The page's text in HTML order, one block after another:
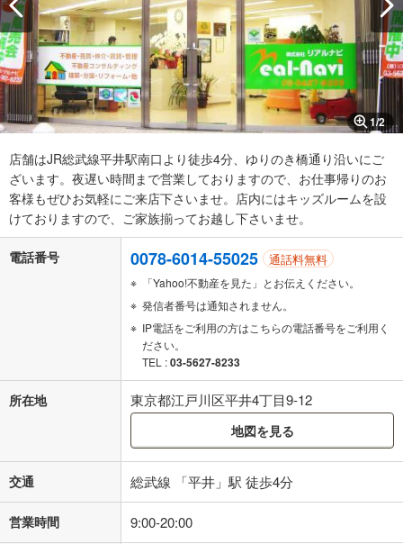
1/2
店舗はJR総武線平井駅南口より徒歩4分、ゆりのき橋通り沿いにご
ざいます。夜遅い時間まで営業しておりますので、お仕事帰りのお
客様もぜひお気軽にご来店下さいませ。店内にはキッズルームを設
けておりますので、ご家族揃ってお越し下さいませ。
電話番号 0078-6014-55025 通話料無料
「Yahoo!不動産を見た」とお伝えください。
発信者番号は通知されません。
IP電話をご利用の方はこちらの電話番号をご利用く
ださい。
TEL :03-5627-8233
所在地 東京都江戸川区平井4丁目9-12
地図を見る
交通 総武線 「平井」駅 徒歩4分
営業時間 9:00-20:00